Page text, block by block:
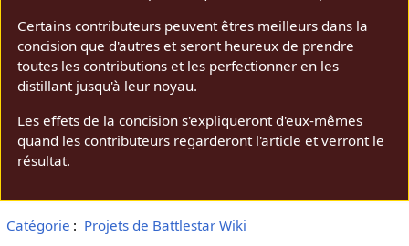
Certains contributeurs peuvent êtres meilleurs dans la
concision que d'autres et seront heureux de prendre
toutes les contributions et les perfectionner en les
distillant jusqu'à leur noyau.
Les effets de la concision s'expliqueront d'eux-mêmes
quand les contributeurs regarderont l'article et verront le
résultat.
Catégorie : Projets de Battlestar Wiki